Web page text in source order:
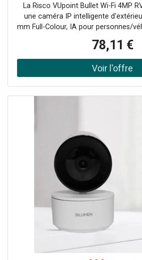
La Risco VUpoint Bullet Wi-Fi 4MP
une caméra IP intelligente
mm Full-Colour, IA pour personnes/
bidirectionnel et microSD jusqu'à
(2560×1440) à 25 fps pour des
2,8 mm avec imagerie Full-Colour en
personnes/véhicules, intrusion,
(bidirectionnel) + I/O audio
enregistrement sur microSD jusqu'à
IP64, compatibilité ONVIF S
alimentation USB-C
78,11 €